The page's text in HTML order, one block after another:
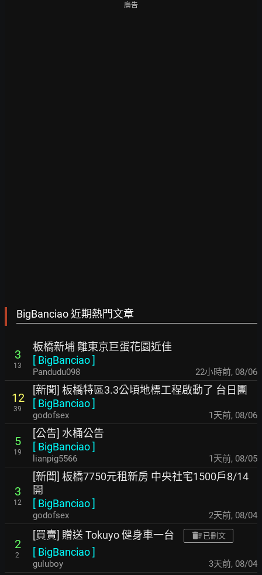
廣告
BigBanciao 近期熱門文章
3
13
板橋新埔 離東京巨蛋花園近佳
[ BigBanciao]
Pandudu098 22小時前, 08/06
12
39
[新聞] 板橋特區3.3公頃地標工程啟動了 台日團
[ BigBanciao]
godofsex 1天前, 08/06
5
19
[公告] 水桶公告
[ BigBanciao]
lianpig5566 1天前, 08/05
3
12
[新聞] 板橋7750元租新房 中央社宅1500戶8/14
開
[ BigBanciao]
godofsex 2天前, 08/04
2
2
[買賣] 贈送 Tokuyo 健身車一台 已刪文
[ BigBanciao]
guluboy 3天前, 08/04